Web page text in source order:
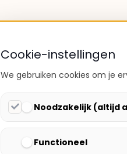
Cookie-instellingen
We gebruiken cookies om je
Noodzakelijk (altijd
Functioneel